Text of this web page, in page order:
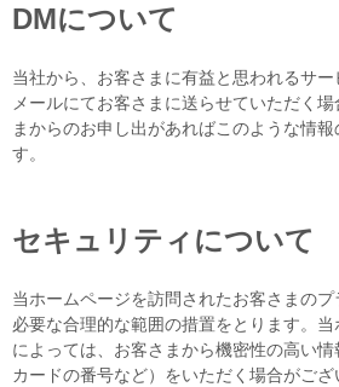
DMについて
当社から、お客さまに有益と思われるサ
メールにてお客さまに送らせていただく
まからのお申し出があればこのような情
す。
セキュリティについて
当ホームページを訪問されたお客さまの
必要な合理的な範囲の措置をとります。
によっては、お客さまから機密性の高い
カードの番号など）をいただく場合がご